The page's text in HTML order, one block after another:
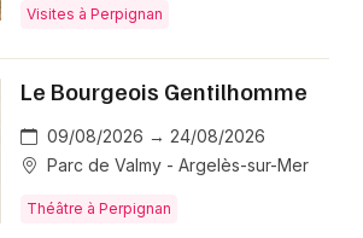
Je m'abonne
Visites à Perpignan
Le Bourgeois Gentilhomme
09/08/2026 → 24/08/2026
Parc de Valmy - Argelès-sur-Mer
Théâtre à Perpignan